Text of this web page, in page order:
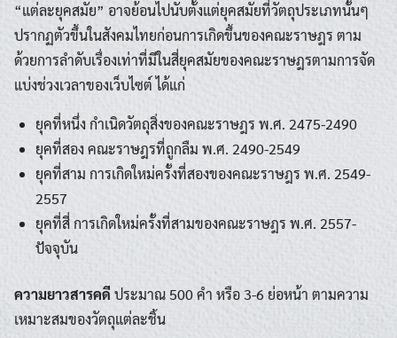
“แต่ละยุคสมัย” อาจย้อนไปนับตั้งแต่ยุคสมัยที่วัตถุประเภทนั้นๆ
ปรากฏตัวขึ้นในสังคมไทยก่อนการเกิดขึ้นของคณะราษฎร ตาม
ด้วยการลำดับเรื่องเท่าที่มีในสี่ยุคสมัยของคณะราษฎรตามการจัด
แบ่งช่วงเวลาของเว็บไซต์ ได้แก่
ยุคที่หนึ่ง กำเนิดวัตถุสิ่งของคณะราษฎร พ.ศ. 2475-2490
ยุคที่สอง คณะราษฎรที่ถูกลืม พ.ศ. 2490-2549
ยุคที่สาม การเกิดใหม่ครั้งที่สองของคณะราษฎร พ.ศ. 2549-
2557
ยุคที่สี่ การเกิดใหม่ครั้งที่สามของคณะราษฎร พ.ศ. 2557-
ปัจจุบัน
ความยาวสารคดี ประมาณ 500 คำ หรือ 3-6 ย่อหน้า ตามความ
เหมาะสมของวัตถุแต่ละชิ้น